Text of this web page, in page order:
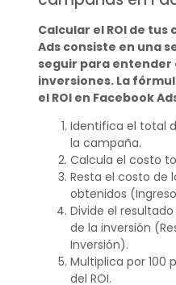
Calcular el ROI de
Ads consiste en una
seguir para
inversiones. La
el ROI en Facebook
Identifica el total
la campaña.
Calcula el costo
Resta el costo de
obtenidos
Divide el
de la inversión
Inversión).
Multiplica por 100
del ROI.